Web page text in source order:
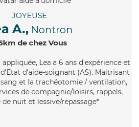
JOYEUSE
A., Nontron
de chez Vous
Lea a 6 ans d'expérience et
d'aide-soignant (AS). Maitrisant
et la trachéotomie / ventilation,
de compagnie/loisirs, rappels,
nuit et lessive/repassage*